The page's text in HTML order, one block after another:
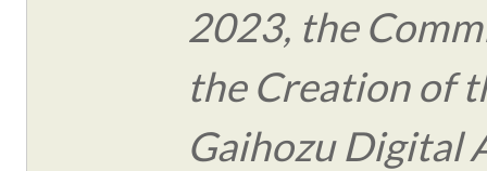
2023, the
the Creation of
Gaihozu Digital